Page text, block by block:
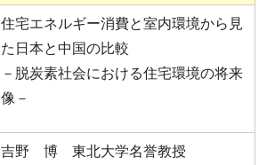
住宅エネルギー消費と室内環境から見
た日本と中国の比較
－脱炭素社会における住宅環境の将来
像－
吉野 博 東北大学名誉教授